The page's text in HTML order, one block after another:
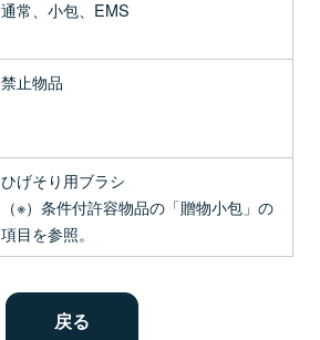
通常、小包、EMS
禁止物品
ひげそり用ブラシ
（※）条件付許容物品の「贈物小包」の
項目を参照。